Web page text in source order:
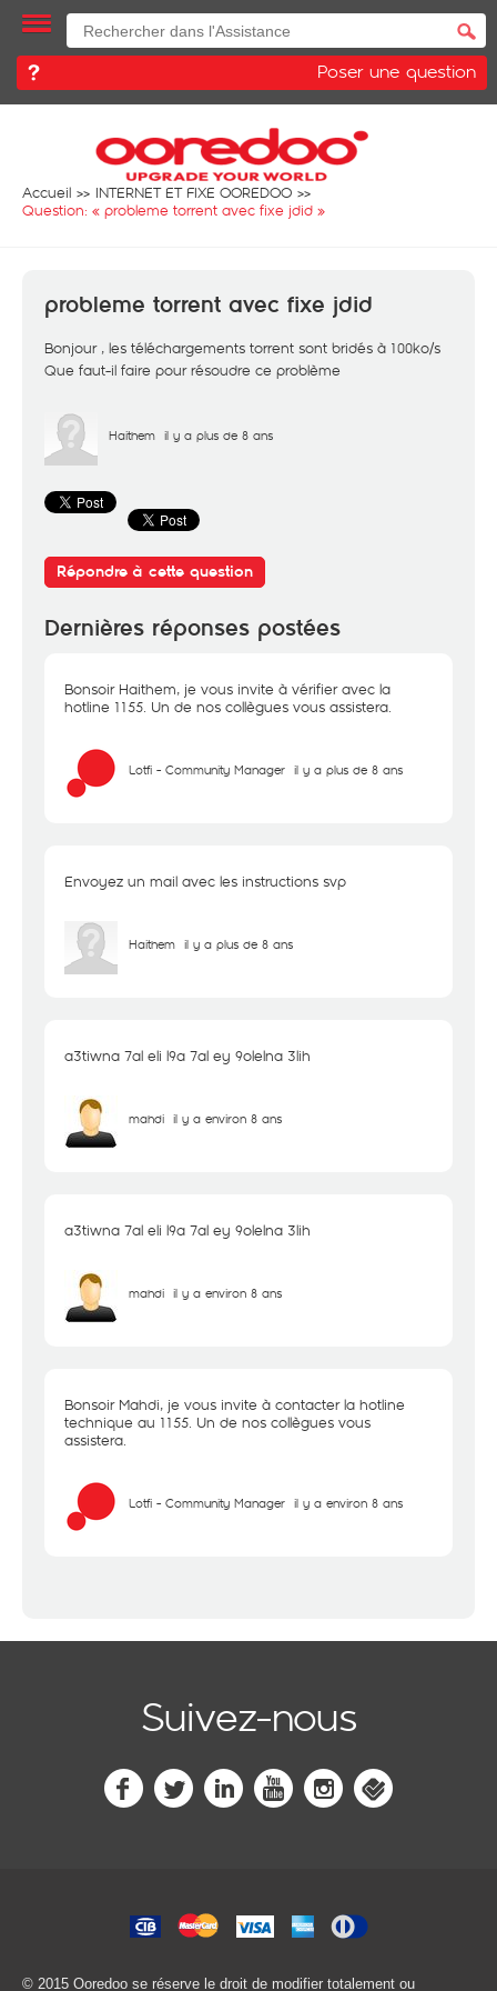
Poser une question
Accueil
INTERNET ET FIXE OOREDOO
Question: « probleme torrent avec fixe jdid »
probleme torrent avec fixe jdid
Bonjour , les téléchargements torrent sont bridés à 100ko/s
Que faut-il faire pour résoudre ce problème
Haithem il y a plus de 8 ans
Répondre à cette question
Dernières réponses postées
Bonsoir Haithem, je vous invite à vérifier avec la
hotline 1155. Un de nos collègues vous assistera.
Lotfi - Community Manager il y a plus de 8 ans
Envoyez un mail avec les instructions svp
Haithem il y a plus de 8 ans
a3tiwna 7al eli l9a 7al ey 9olelna 3lih
mahdi il y a environ 8 ans
a3tiwna 7al eli l9a 7al ey 9olelna 3lih
mahdi il y a environ 8 ans
Bonsoir Mahdi, je vous invite à contacter la hotline
technique au 1155. Un de nos collègues vous
assistera.
Lotfi - Community Manager il y a environ 8 ans
Suivez-nous
© 2015 Ooredoo se réserve le droit de modifier totalement ou